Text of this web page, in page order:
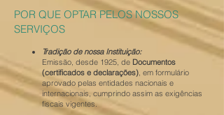
POR QUE OPTAR PELOS NOSSOS
SERVIÇOS
Tradição de nossa Instituição:
Emissão, desde 1925, de Documentos
(certificados e declarações), em formulário
aprovado pelas entidades nacionais e
internacionais, cumprindo assim as exigências
fiscais vigentes.